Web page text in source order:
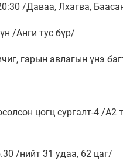
/Даваа, Лхагва,
/Анги тус бүр/
гарын авлагын үнэ
цогц сургалт-4 /
/нийт 31 удаа, 62 цаг/